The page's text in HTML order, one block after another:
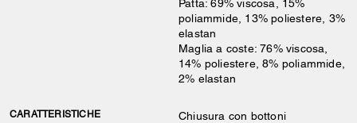
Patta: 69% viscosa, 15%
poliammide, 13% poliestere, 3%
elastan
Maglia a coste: 76% viscosa,
14% poliestere, 8% poliammide,
2% elastan
CARATTERISTICHE Chiusura con bottoni